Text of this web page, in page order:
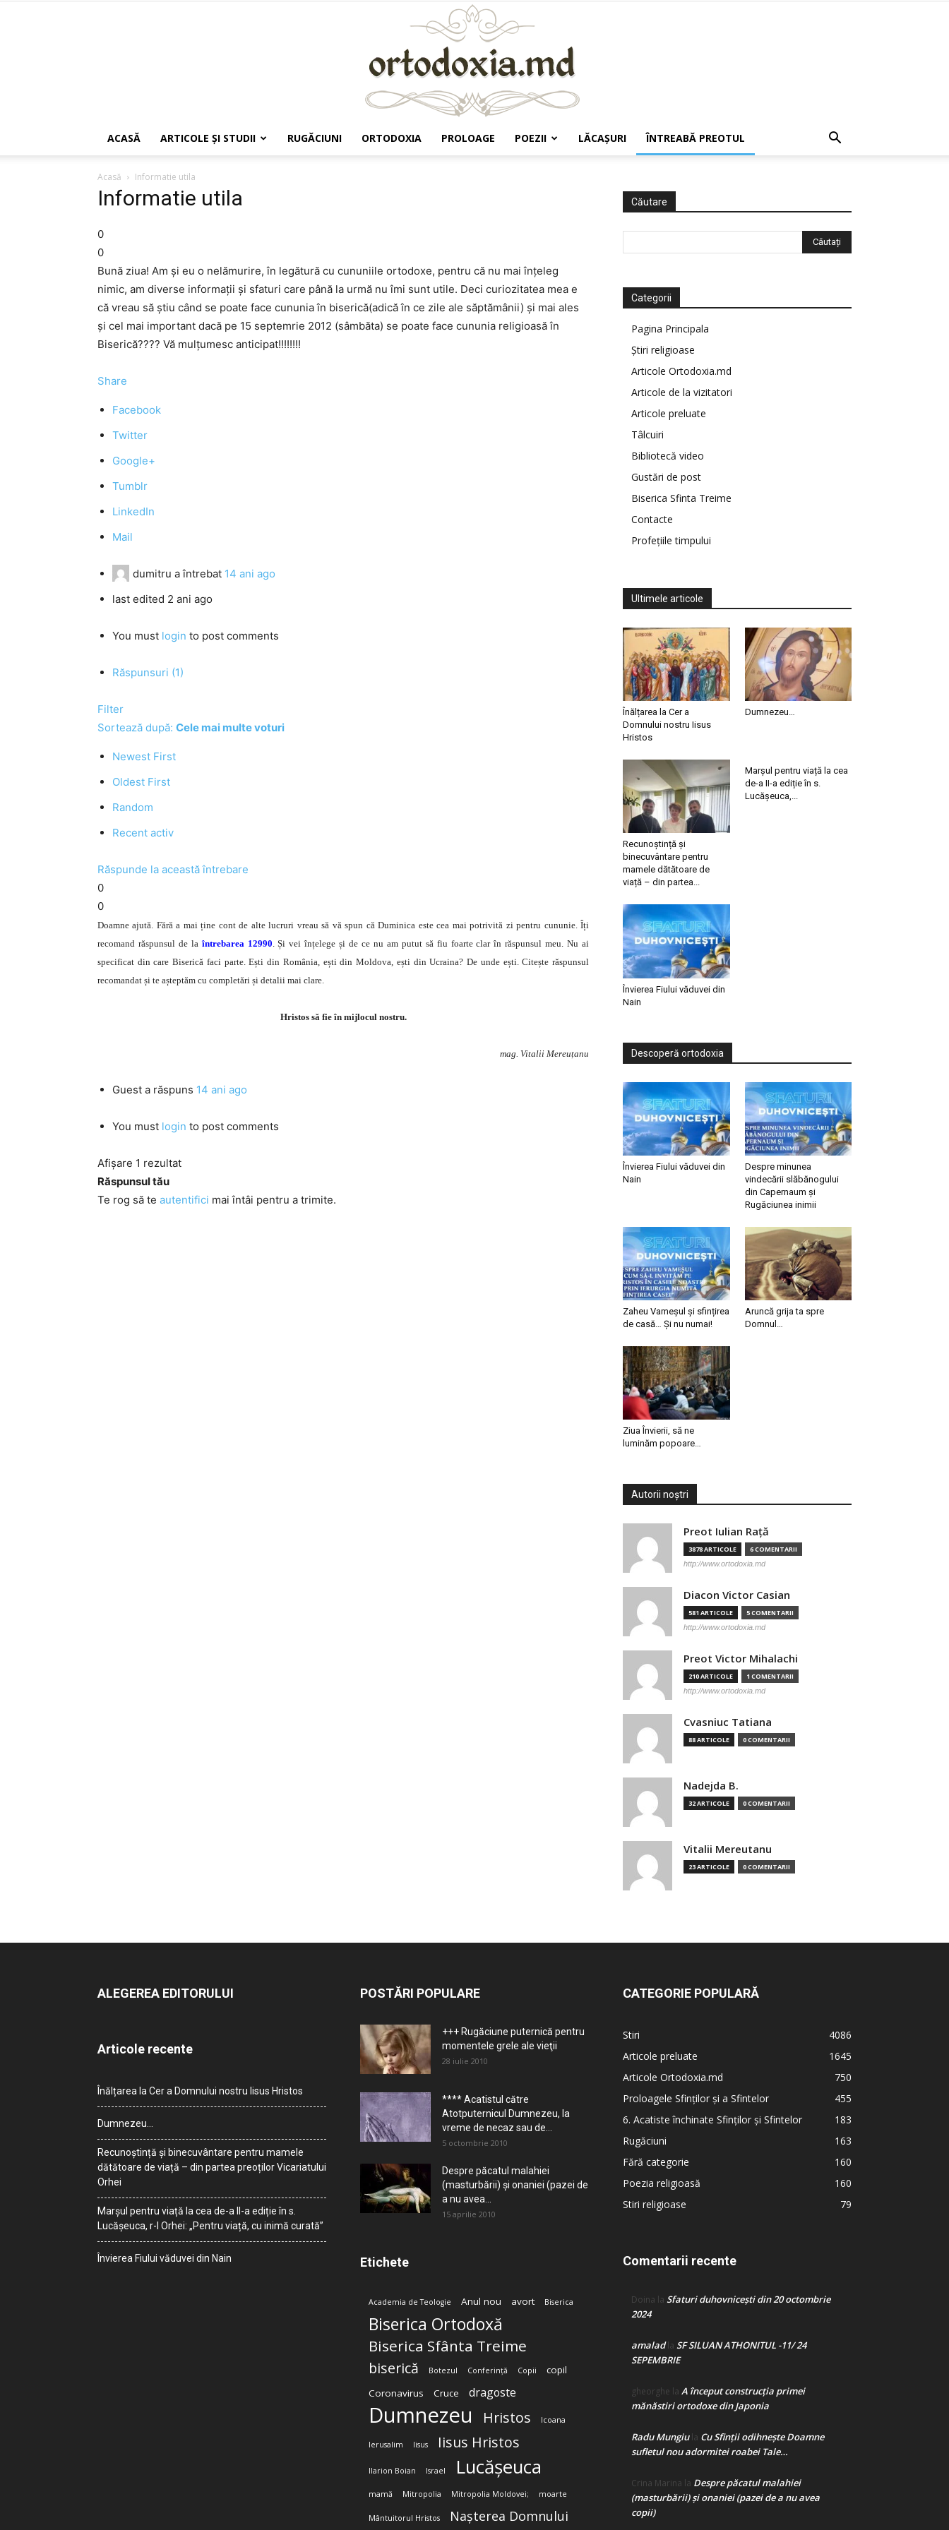
ACASĂ ARTICOLE ŞI STUDII RUGĂCIUNI ORTODOXIA PROLOAGE POEZII LĂCAŞURI ÎNTREABĂ PREOTUL
Acasă Informatie utila
Informatie utila
0
0
Bună ziua! Am și eu o nelămurire, în legătură cu cununiile ortodoxe, pentru că nu mai înțeleg
nimic, am diverse informații și sfaturi care până la urmă nu îmi sunt utile. Deci curiozitatea mea e
că vreau să știu când se poate face cununia în biserică(adică în ce zile ale săptămânii) și mai ales
și cel mai important dacă pe 15 septemrie 2012 (sâmbăta) se poate face cununia religioasă în
Biserică???? Vă mulțumesc anticipat!!!!!!!!
Share
Facebook
Twitter
Google+
Tumblr
LinkedIn
Mail
dumitru a întrebat 14 ani ago
last edited 2 ani ago
You must login to post comments
Răspunsuri (1)
Filter
Sortează după: Cele mai multe voturi
Newest First
Oldest First
Random
Recent activ
Răspunde la această întrebare
0
0
Doamne ajută. Fără a mai ține cont de alte lucruri vreau să vă spun că Duminica este cea mai potrivită zi pentru cununie. Îți
recomand răspunsul de la întrebarea 12990. Și vei înțelege și de ce nu am putut să fiu foarte clar în răspunsul meu. Nu ai
specificat din care Biserică faci parte. Ești din România, ești din Moldova, ești din Ucraina? De unde ești. Citește răspunsul
recomandat și te așteptăm cu completări și detalii mai clare.
Hristos să fie în mijlocul nostru.
mag. Vitalii Mereuțanu
Guest a răspuns 14 ani ago
You must login to post comments
Afișare 1 rezultat
Răspunsul tău
Te rog să te autentifici mai întâi pentru a trimite.
Căutare
Categorii
Pagina Principala
Știri religioase
Articole Ortodoxia.md
Articole de la vizitatori
Articole preluate
Tâlcuiri
Bibliotecă video
Gustări de post
Biserica Sfinta Treime
Contacte
Profețiile timpului
Ultimele articole
Înălțarea la Cer a
Domnului nostru Iisus
Hristos
Dumnezeu…
Recunoștință și
binecuvântare pentru
mamele dătătoare de
viață – din partea...
Marșul pentru viață la cea
de-a II-a ediție în s.
Lucășeuca,...
Învierea Fiului văduvei din
Nain
Descoperă ortodoxia
Învierea Fiului văduvei din
Nain
Despre minunea
vindecării slăbănogului
din Capernaum și
Rugăciunea inimii
Zaheu Vameșul și sfințirea
de casă… Și nu numai!
Aruncă grija ta spre
Domnul…
Ziua Învierii, să ne
luminăm popoare…
Autorii noștri
Preot Iulian Raţă
3878 ARTICOLE 6 COMENTARII
http://www.ortodoxia.md
Diacon Victor Casian
581 ARTICOLE 5 COMENTARII
http://www.ortodoxia.md
Preot Victor Mihalachi
210 ARTICOLE 1 COMENTARII
http://www.ortodoxia.md
Cvasniuc Tatiana
88 ARTICOLE 0 COMENTARII
Nadejda B.
32 ARTICOLE 0 COMENTARII
Vitalii Mereutanu
23 ARTICOLE 0 COMENTARII
ALEGEREA EDITORULUI
Articole recente
Înălțarea la Cer a Domnului nostru Iisus Hristos
Dumnezeu…
Recunoștință și binecuvântare pentru mamele
dătătoare de viață – din partea preoților Vicariatului
Orhei
Marșul pentru viață la cea de-a II-a ediție în s.
Lucășeuca, r-l Orhei: „Pentru viață, cu inimă curată”
Învierea Fiului văduvei din Nain
POSTĂRI POPULARE
+++ Rugăciune puternică pentru
momentele grele ale vieţii
28 iulie 2010
**** Acatistul către
Atotputernicul Dumnezeu, la
vreme de necaz sau de...
5 octombrie 2010
Despre păcatul malahiei
(masturbării) şi onaniei (pazei de
a nu avea...
15 aprilie 2010
Etichete
Academia de Teologie Anul nou avort Biserica
Biserica Ortodoxă
Biserica Sfânta Treime
biserică Botezul Conferință Copii
copil
Coronavirus
Cruce dragoste
Dumnezeu Hristos Icoana
Ierusalim Iisus Iisus Hristos
Ilarion Boian Israel Lucășeuca
mamă Mitropolia Mitropolia Moldovei; moarte
Mântuitorul Hristos Nașterea Domnului
CATEGORIE POPULARĂ
Stiri
4086
Articole preluate
1645
Articole Ortodoxia.md
750
Proloagele Sfinților și a Sfintelor
455
6. Acatiste închinate Sfinților și Sfintelor
183
Rugăciuni
163
Fără categorie
160
Poezia religioasă
160
Stiri religioase
79
Comentarii recente
Doina la Sfaturi duhovnicești din 20 octombrie
2024
amaladla SF SILUAN ATHONITUL -11/ 24
SEPEMBRIE
gheorghe la A început construcţia primei
mănăstiri ortodoxe din Japonia
Radu Mungiula Cu Sfinții odihnește Doamne
sufletul nou adormitei roabei Tale…
Crina Marina la Despre păcatul malahiei
(masturbării) şi onaniei (pazei de a nu avea
copii)